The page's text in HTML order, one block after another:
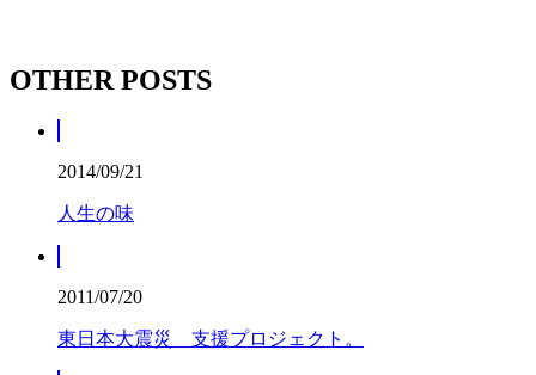
OTHER POSTS
2014/09/21
人生の味
2011/07/20
東日本大震災 支援プロジェクト。